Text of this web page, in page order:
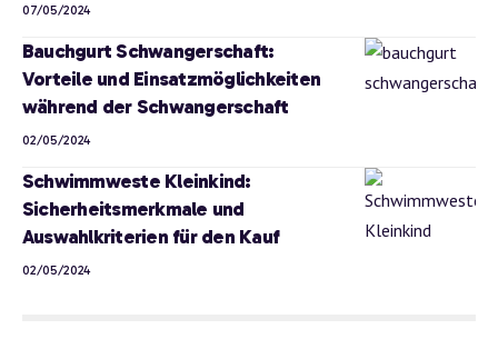
07/05/2024
Bauchgurt Schwangerschaft:
Vorteile und Einsatzmöglichkeiten
während der Schwangerschaft
02/05/2024
Schwimmweste Kleinkind:
Sicherheitsmerkmale und
Auswahlkriterien für den Kauf
02/05/2024